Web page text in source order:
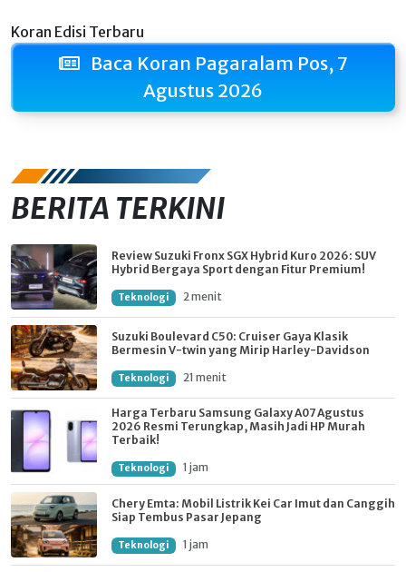
Koran Edisi Terbaru
Baca Koran Pagaralam Pos, 7
Agustus 2026
BERITA TERKINI
Review Suzuki Fronx SGX Hybrid Kuro 2026: SUV
Hybrid Bergaya Sport dengan Fitur Premium!
Teknologi 2 menit
Suzuki Boulevard C50: Cruiser Gaya Klasik
Bermesin V-twin yang Mirip Harley-Davidson
Teknologi 21 menit
Harga Terbaru Samsung Galaxy A07 Agustus
2026 Resmi Terungkap, Masih Jadi HP Murah
Terbaik!
Teknologi 1 jam
Chery Emta: Mobil Listrik Kei Car Imut dan Canggih
Siap Tembus Pasar Jepang
Teknologi 1 jam